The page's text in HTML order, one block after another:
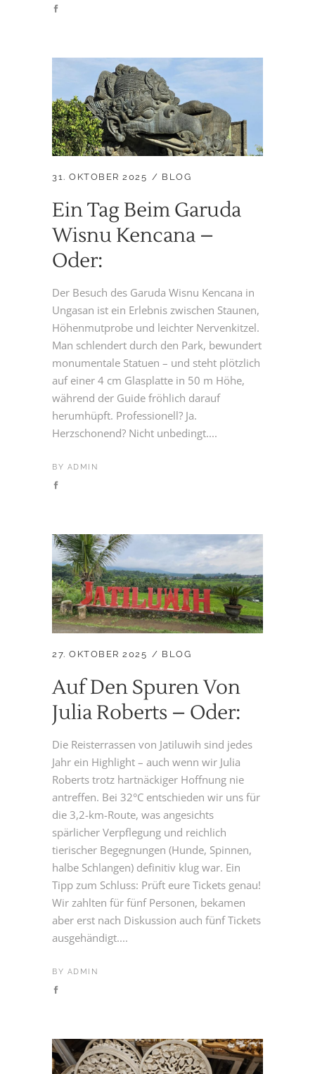
31. OKTOBER 2025 BLOG
Ein Tag Beim Garuda
Wisnu Kencana –
Oder:
Der Besuch des Garuda Wisnu Kencana in
Ungasan ist ein Erlebnis zwischen Staunen,
Höhenmutprobe und leichter Nervenkitzel.
Man schlendert durch den Park, bewundert
monumentale Statuen – und steht plötzlich
auf einer 4 cm Glasplatte in 50 m Höhe,
während der Guide fröhlich darauf
herumhüpft. Professionell? Ja.
Herzschonend? Nicht unbedingt....
BY ADMIN
27. OKTOBER 2025 BLOG
Auf Den Spuren Von
Julia Roberts – Oder:
Die Reisterrassen von Jatiluwih sind jedes
Jahr ein Highlight – auch wenn wir Julia
Roberts trotz hartnäckiger Hoffnung nie
antreffen. Bei 32°C entschieden wir uns für
die 3,2-km-Route, was angesichts
spärlicher Verpflegung und reichlich
tierischer Begegnungen (Hunde, Spinnen,
halbe Schlangen) definitiv klug war. Ein
Tipp zum Schluss: Prüft eure Tickets genau!
Wir zahlten für fünf Personen, bekamen
aber erst nach Diskussion auch fünf Tickets
ausgehändigt....
BY ADMIN